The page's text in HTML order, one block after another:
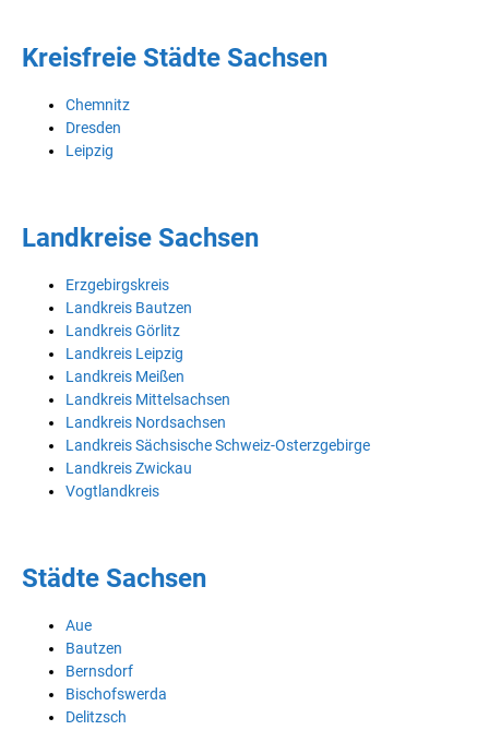
Kreisfreie Städte Sachsen
Chemnitz
Dresden
Leipzig
Landkreise Sachsen
Erzgebirgskreis
Landkreis Bautzen
Landkreis Görlitz
Landkreis Leipzig
Landkreis Meißen
Landkreis Mittelsachsen
Landkreis Nordsachsen
Landkreis Sächsische Schweiz-Osterzgebirge
Landkreis Zwickau
Vogtlandkreis
Städte Sachsen
Aue
Bautzen
Bernsdorf
Bischofswerda
Delitzsch